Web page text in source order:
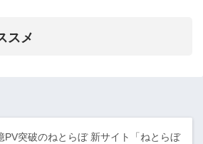
スメ
PV突破のねとらぼ 新サイト「ねとらぼ